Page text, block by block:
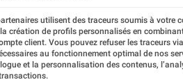
utilisent des traceurs soumis à votre
création de profils personnalisés en
client. Vous pouvez refuser les traceurs
au fonctionnement optimal de nos
et la personnalisation des contenus,